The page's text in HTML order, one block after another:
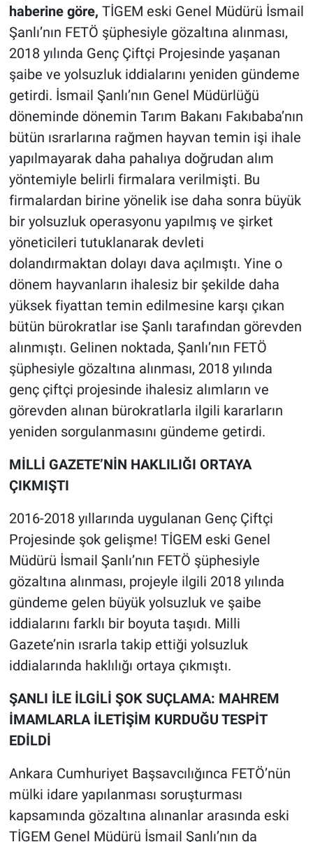
haberine göre, TİGEM eski Genel Müdürü İsmail
Şanlı’nın FETÖ şüphesiyle gözaltına alınması,
2018 yılında Genç Çiftçi Projesinde yaşanan
şaibe ve yolsuzluk iddialarını yeniden gündeme
getirdi. İsmail Şanlı’nın Genel Müdürlüğü
döneminde dönemin Tarım Bakanı Fakıbaba’nın
bütün ısrarlarına rağmen hayvan temin işi ihale
yapılmayarak daha pahalıya doğrudan alım
yöntemiyle belirli firmalara verilmişti. Bu
firmalardan birine yönelik ise daha sonra büyük
bir yolsuzluk operasyonu yapılmış ve şirket
yöneticileri tutuklanarak devleti
dolandırmaktan dolayı dava açılmıştı. Yine o
dönem hayvanların ihalesiz bir şekilde daha
yüksek fiyattan temin edilmesine karşı çıkan
bütün bürokratlar ise Şanlı tarafından görevden
alınmıştı. Gelinen noktada, Şanlı’nın FETÖ
şüphesiyle gözaltına alınması, 2018 yılında
genç çiftçi projesinde ihalesiz alımların ve
görevden alınan bürokratlarla ilgili kararların
yeniden sorgulanmasını gündeme getirdi.
MİLLİ GAZETE’NİN HAKLILIĞI ORTAYA
ÇIKMIŞTI
2016-2018 yıllarında uygulanan Genç Çiftçi
Projesinde şok gelişme! TİGEM eski Genel
Müdürü İsmail Şanlı’nın FETÖ şüphesiyle
gözaltına alınması, projeyle ilgili 2018 yılında
gündeme gelen büyük yolsuzluk ve şaibe
iddialarını farklı bir boyuta taşıdı. Milli
Gazete’nin ısrarla takip ettiği yolsuzluk
iddialarında haklılığı ortaya çıkmıştı.
ŞANLI İLE İLGİLİ ŞOK SUÇLAMA: MAHREM
İMAMLARLA İLETİŞİM KURDUĞU TESPİT
EDİLDİ
Ankara Cumhuriyet Başsavcılığınca FETÖ’nün
mülki idare yapılanması soruşturması
kapsamında gözaltına alınanlar arasında eski
TİGEM Genel Müdürü İsmail Şanlı’nın da